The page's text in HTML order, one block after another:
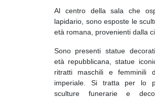
Al centro della sala che
lapidario, sono esposte le
età romana, provenienti dalla
Sono presenti statue
età repubblicana, statue
ritratti maschili e femminili
imperiale. Si tratta per lo
sculture funerarie e